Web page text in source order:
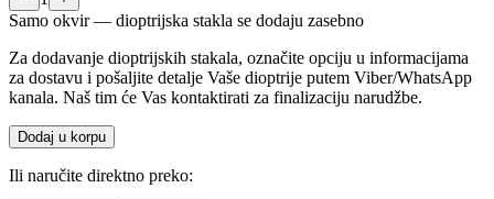
Samo okvir — dioptrijska stakla se dodaju zasebno
Za dodavanje dioptrijskih stakala, označite opciju u informacijama
za dostavu i pošaljite detalje Vaše dioptrije putem Viber/WhatsApp
kanala. Naš tim će Vas kontaktirati za finalizaciju narudžbe.
Dodaj u korpu
Ili naručite direktno preko: